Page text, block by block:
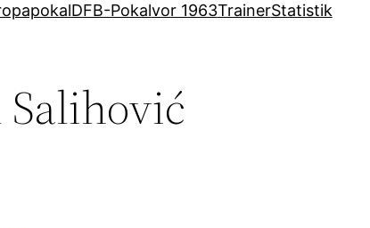
DFB-Pokalvor 1963TrainerStatistik
Salihović